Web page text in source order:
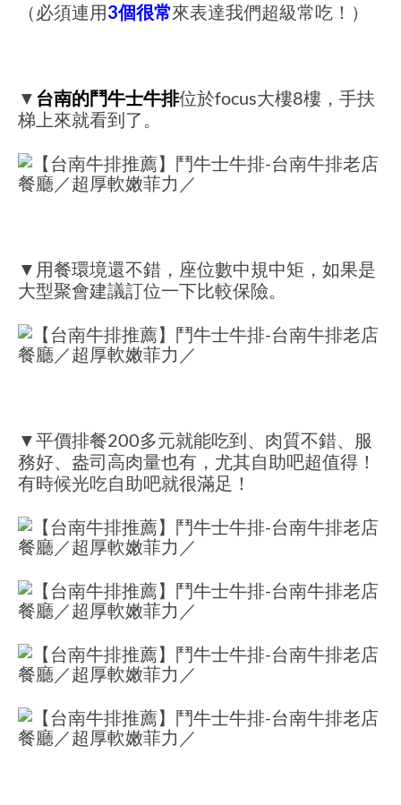
（必須連用3個很常來表達我們超級常吃！）
▼ 台南的鬥牛士牛排位於focus大樓8樓，手扶
梯上來就看到了。
▼用餐環境還不錯，座位數中規中矩，如果是
大型聚會建議訂位一下比較保險。
▼平價排餐200多元就能吃到、肉質不錯、服
務好、盎司高肉量也有，尤其自助吧超值得！
有時候光吃自助吧就很滿足！